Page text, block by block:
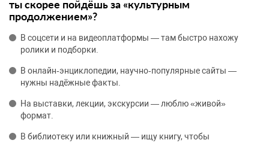
ты скорее пойдёшь за «культурным
продолжением»?
В соцсети и на видеоплатформы — там быстро нахожу
ролики и подборки.
В онлайн‑энциклопедии, научно‑популярные сайты —
нужны надёжные факты.
На выставки, лекции, экскурсии — люблю «живой»
формат.
В библиотеку или книжный — ищу книгу, чтобы